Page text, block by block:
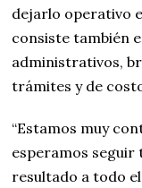
dejarlo operativo
consiste también
administrativos,
trámites y de
“Estamos muy
esperamos
resultado a todo